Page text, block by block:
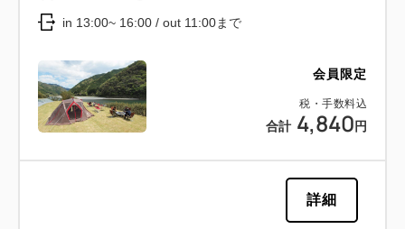
会員限定
税・手数料込
合計 4,840 円
in 13:00~ 16:00 / out 11:00まで
詳細